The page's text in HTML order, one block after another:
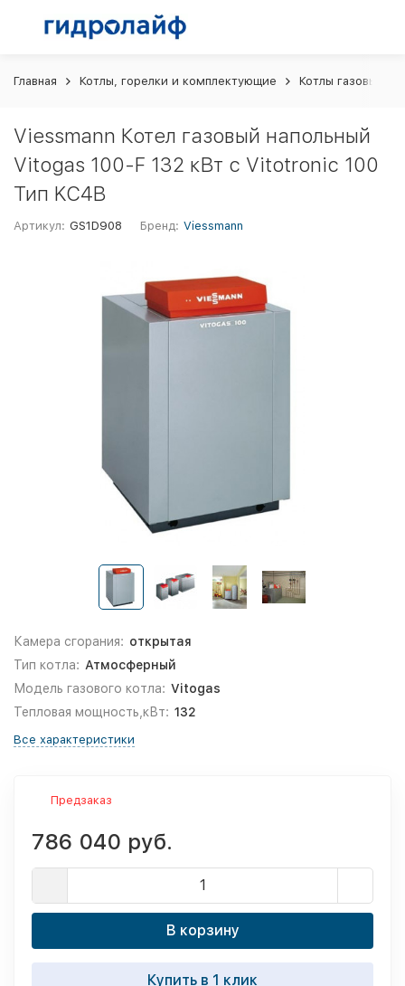
Главная Котлы, горелки и комплектующие Котлы газовые
Viessmann Котел газовый напольный
Vitogas 100-F 132 кВт с Vitotronic 100
Тип KC4B
Артикул: GS1D908 Бренд: Viessmann
Камера сгорания: открытая
Тип котла: Атмосферный
Модель газового котла: Vitogas
Тепловая мощность,кВт: 132
Все характеристики
Предзаказ
786 040 руб.
В корзину
Купить в 1 клик